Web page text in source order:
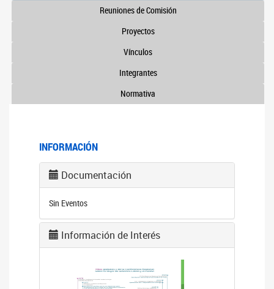
Reuniones de Comisión
Proyectos
Vínculos
Integrantes
Normativa
INFORMACIÓN
Documentación
Sin Eventos
Información de Interés